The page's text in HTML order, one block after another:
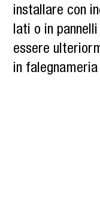
installare con
lati o in
essere
in falegnameria